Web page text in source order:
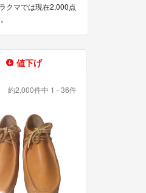
クマでは現在2,000点
値下げ
約2,000件中 1 - 36件